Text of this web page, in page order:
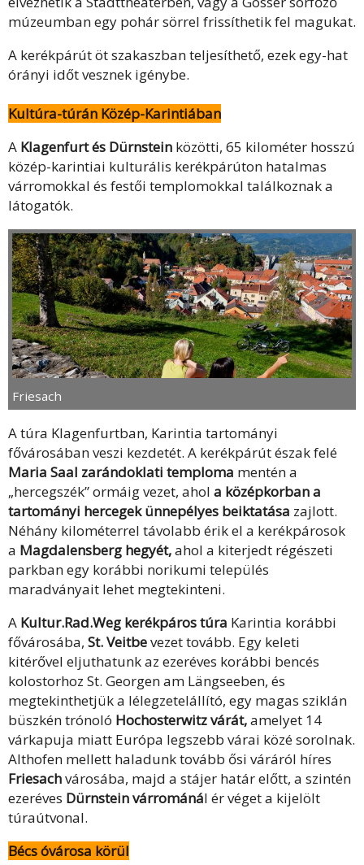
múzeumban egy pohár sörrel frissíthetik fel magukat.
A kerékpárút öt szakaszban teljesíthető, ezek egy-hat
órányi időt vesznek igénybe.
Kultúra-túrán Közép-Karintiában
A Klagenfurt és Dürnstein közötti, 65 kilométer hosszú
közép-karintiai kulturális kerékpárúton hatalmas
várromokkal és festői templomokkal találkoznak a
látogatók.
Friesach
A túra Klagenfurtban, Karintia tartományi
fővárosában veszi kezdetét. A kerékpárút észak felé
Maria Saal zarándoklati temploma mentén a
„hercegszék” ormáig vezet, ahol a középkorban a
tartományi hercegek ünnepélyes beiktatása zajlott.
Néhány kilométerrel távolabb érik el a kerékpárosok
a Magdalensberg hegyét,ahol a kiterjedt régészeti
parkban egy korábbi norikumi település
maradványait lehet megtekinteni.
A Kultur.Rad.Weg kerékpáros túra Karintia korábbi
fővárosába, St. Veitbevezet tovább. Egy keleti
kitérővel eljuthatunk az ezeréves korábbi bencés
kolostorhoz St. Georgen am Längseeben, és
megtekinthetjük a lélegzetelállító, egy magas sziklán
büszkén trónoló Hochosterwitz várát,amelyet 14
várkapuja miatt Európa legszebb várai közé sorolnak.
Althofen mellett haladunk tovább ősi váráról híres
Friesachvárosába, majd a stájer határ előtt, a szintén
ezeréves Dürnstein várrománál ér véget a kijelölt
túraútvonal.
Bécs óvárosa körül